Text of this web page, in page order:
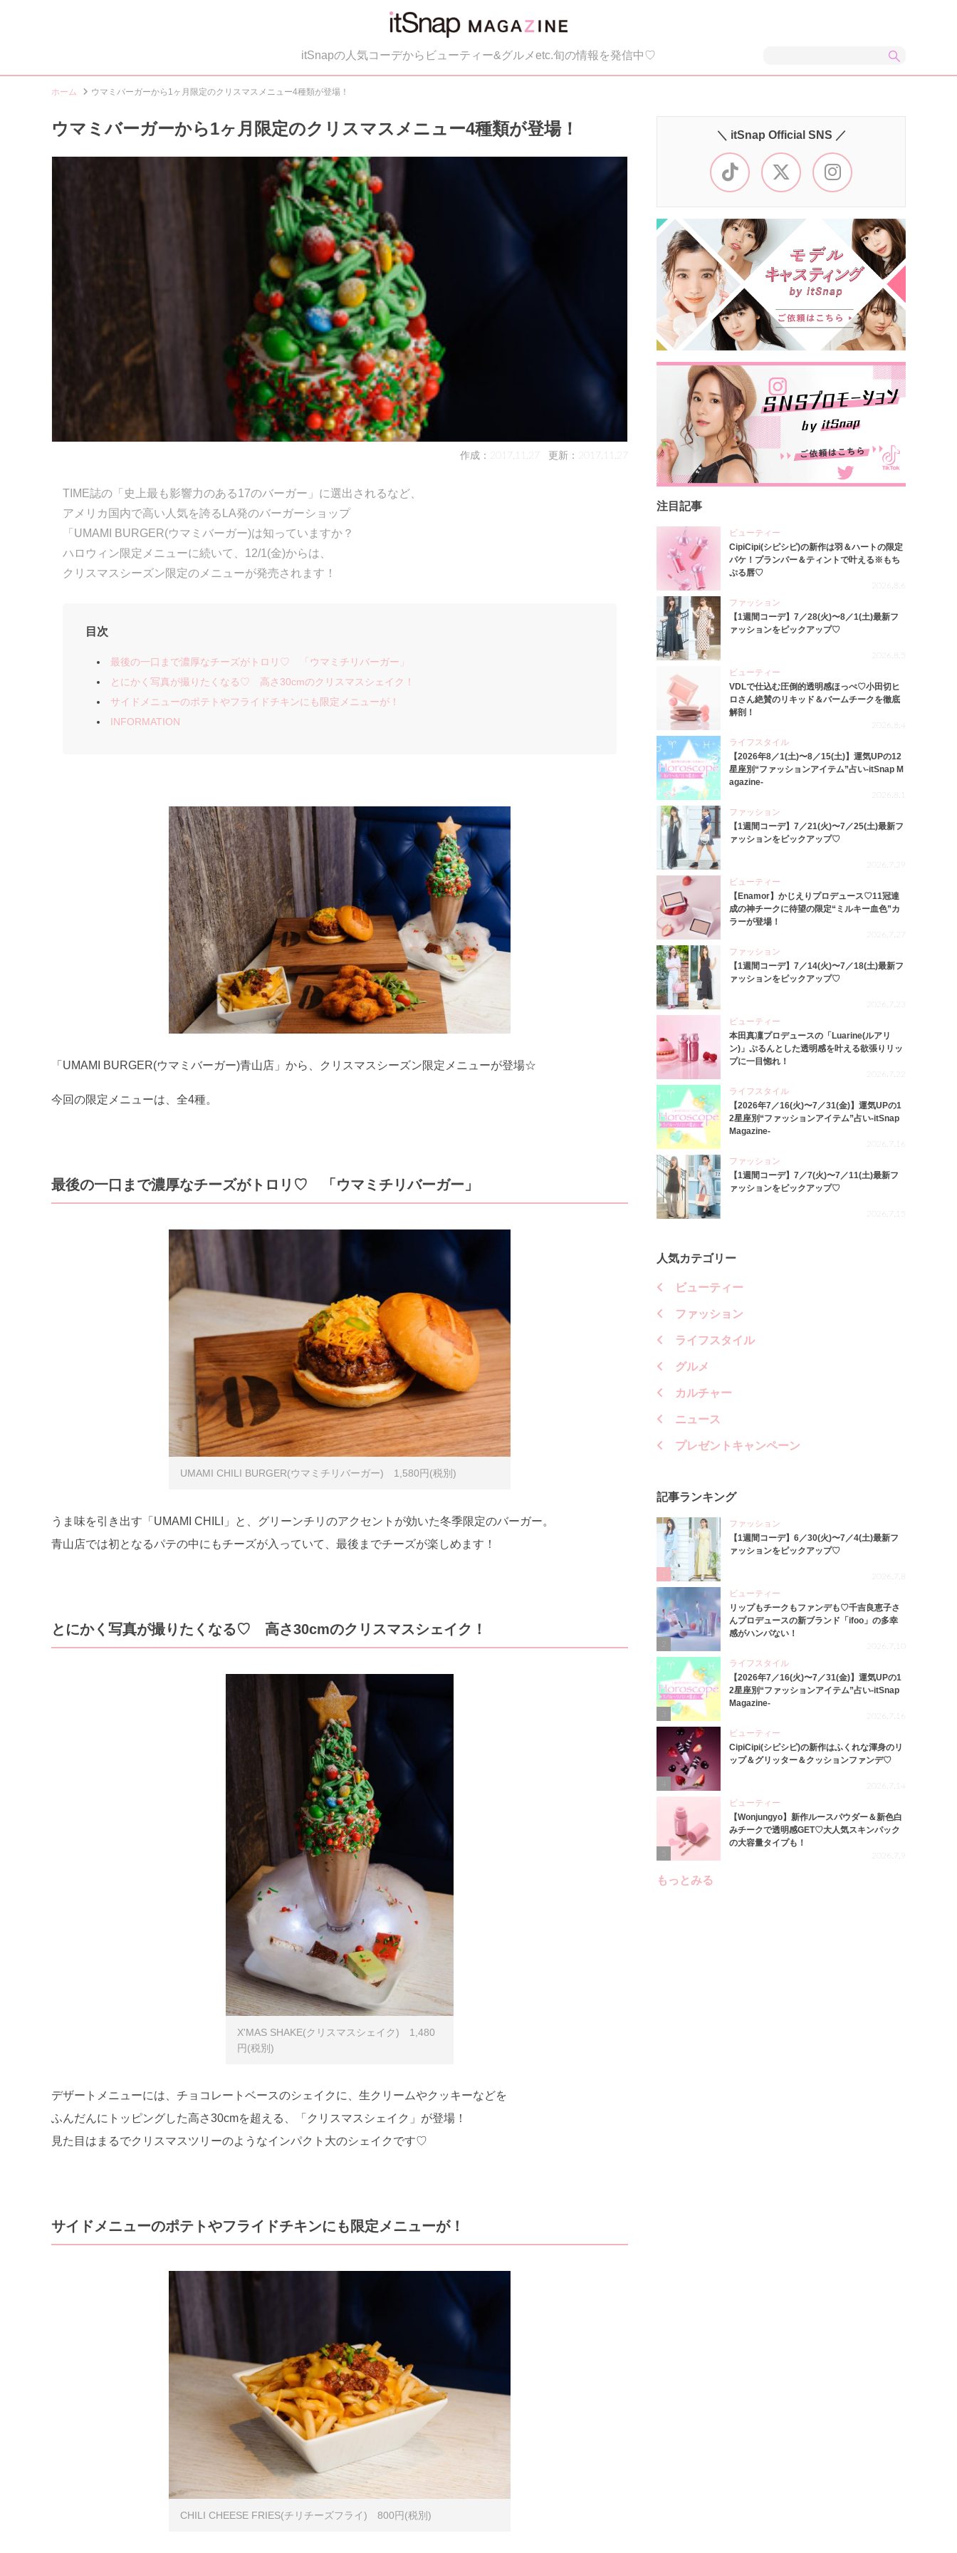
itSnapの人気コーデからビューティー&グルメetc.旬の情報を発信中♡
ホーム ウマミバーガーから1ヶ月限定のクリスマスメニュー4種類が登場！
ウマミバーガーから1ヶ月限定のクリスマスメニュー4種類が登場！
作成：2017.11.27 更新：2017.11.27
TIME誌の「史上最も影響力のある17のバーガー」に選出されるなど、
アメリカ国内で高い人気を誇るLA発のバーガーショップ
「UMAMI BURGER(ウマミバーガー)は知っていますか？
ハロウィン限定メニューに続いて、12/1(金)からは、
クリスマスシーズン限定のメニューが発売されます！
目次
最後の一口まで濃厚なチーズがトロリ♡ 「ウマミチリバーガー」
とにかく写真が撮りたくなる♡ 高さ30cmのクリスマスシェイク！
サイドメニューのポテトやフライドチキンにも限定メニューが！
INFORMATION
「UMAMI BURGER(ウマミバーガー)青山店」から、クリスマスシーズン限定メニューが登場☆
今回の限定メニューは、全4種。
最後の一口まで濃厚なチーズがトロリ♡ 「ウマミチリバーガー」
UMAMI CHILI BURGER(ウマミチリバーガー) 1,580円(税別)
うま味を引き出す「UMAMI CHILI」と、グリーンチリのアクセントが効いた冬季限定のバーガー。
青山店では初となるパテの中にもチーズが入っていて、最後までチーズが楽しめます！
とにかく写真が撮りたくなる♡ 高さ30cmのクリスマスシェイク！
X'MAS SHAKE(クリスマスシェイク) 1,480
円(税別)
デザートメニューには、チョコレートベースのシェイクに、生クリームやクッキーなどを
ふんだんにトッピングした高さ30cmを超える、「クリスマスシェイク」が登場！
見た目はまるでクリスマスツリーのようなインパクト大のシェイクです♡
サイドメニューのポテトやフライドチキンにも限定メニューが！
CHILI CHEESE FRIES(チリチーズフライ) 800円(税別)
＼ itSnap Official SNS ／
注目記事
ビューティー
CipiCipi(シピシピ)の新作は羽＆ハートの限定
パケ！プランパー＆ティントで叶える※もち
ぷる唇♡
2026.8.6
ファッション
【1週間コーデ】7／28(火)〜8／1(土)最新フ
ァッションをピックアップ♡
2026.8.5
ビューティー
VDLで仕込む圧倒的透明感ほっぺ♡小田切ヒ
ロさん絶賛のリキッド＆バームチークを徹底
解剖！
2026.8.4
ライフスタイル
【2026年8／1(土)〜8／15(土)】運気UPの12
星座別“ファッションアイテム”占い-itSnap M
agazine-
2026.8.1
ファッション
【1週間コーデ】7／21(火)〜7／25(土)最新フ
ァッションをピックアップ♡
2026.7.29
ビューティー
【Enamor】かじえりプロデュース♡11冠達
成の神チークに待望の限定“ミルキー血色”カ
ラーが登場！
2026.7.27
ファッション
【1週間コーデ】7／14(火)〜7／18(土)最新フ
ァッションをピックアップ♡
2026.7.23
ビューティー
本田真凜プロデュースの「Luarine(ルアリ
ン)」ぷるんとした透明感を叶える欲張りリッ
プに一目惚れ！
2026.7.22
ライフスタイル
【2026年7／16(火)〜7／31(金)】運気UPの1
2星座別“ファッションアイテム”占い-itSnap
Magazine-
2026.7.16
ファッション
【1週間コーデ】7／7(火)〜7／11(土)最新フ
ァッションをピックアップ♡
2026.7.15
人気カテゴリー
ビューティー
ファッション
ライフスタイル
グルメ
カルチャー
ニュース
プレゼントキャンペーン
記事ランキング
ファッション
【1週間コーデ】6／30(火)〜7／4(土)最新フ
ァッションをピックアップ♡
2026.7.8
ビューティー
リップもチークもファンデも♡千吉良恵子さ
んプロデュースの新ブランド「ifoo」の多幸
感がハンパない！
2026.7.10
3
ライフスタイル
【2026年7／16(火)〜7／31(金)】運気UPの1
2星座別“ファッションアイテム”占い-itSnap
Magazine-
2026.7.16
4
ビューティー
CipiCipi(シピシピ)の新作はふくれな渾身のリ
ップ＆グリッター＆クッションファンデ♡
2026.7.14
ビューティー
【Wonjungyo】新作ルースパウダー＆新色白
みチークで透明感GET♡大人気スキンパック
の大容量タイプも！
2026.7.9
もっとみる